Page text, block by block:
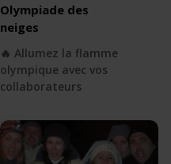
Olympiade des
neiges
🔥 Allumez la flamme
olympique avec vos
collaborateurs